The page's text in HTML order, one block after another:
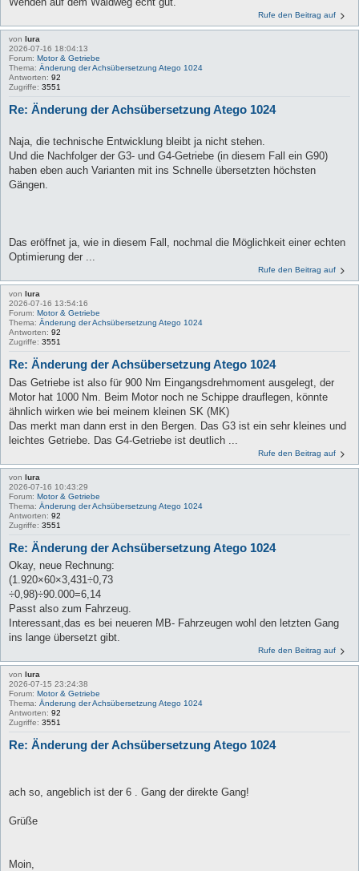
Rufe den Beitrag auf
von lura
2026-07-16 18:04:13
Forum: Motor & Getriebe
Thema: Änderung der Achsübersetzung Atego 1024
Antworten: 92
Zugriffe: 3551
Re: Änderung der Achsübersetzung Atego 1024
Naja, die technische Entwicklung bleibt ja nicht stehen.
Und die Nachfolger der G3- und G4-Getriebe (in diesem Fall ein G90)
haben eben auch Varianten mit ins Schnelle übersetzten höchsten
Gängen.
Das eröffnet ja, wie in diesem Fall, nochmal die Möglichkeit einer echten
Optimierung der ...
Rufe den Beitrag auf
von
lura
2026-07-16 13:54:16
Forum: Motor & Getriebe
Thema: Änderung der Achsübersetzung Atego 1024
Antworten: 92
Zugriffe: 3551
Re: Änderung der Achsübersetzung Atego 1024
Das Getriebe ist also für 900 Nm Eingangsdrehmoment ausgelegt, der
Motor hat 1000 Nm. Beim Motor noch ne Schippe drauflegen, könnte
ähnlich wirken wie bei meinem kleinen SK (MK)
Das merkt man dann erst in den Bergen. Das G3 ist ein sehr kleines und
leichtes Getriebe. Das G4-Getriebe ist deutlich ...
Rufe den Beitrag auf
von lura
2026-07-16 10:43:29
Forum: Motor & Getriebe
Thema: Änderung der Achsübersetzung Atego 1024
Antworten: 92
Zugriffe: 3551
Re: Änderung der Achsübersetzung Atego 1024
Okay, neue Rechnung:
(1.920×60×3,431÷0,73
÷0,98)÷90.000=6,14
Passt also zum Fahrzeug.
Interessant,das es bei neueren MB- Fahrzeugen wohl den letzten Gang
ins lange übersetzt gibt.
Rufe den Beitrag auf
von
lura
2026-07-15 23:24:38
Forum: Motor & Getriebe
Thema: Änderung der Achsübersetzung Atego 1024
Antworten: 92
Zugriffe: 3551
Re: Änderung der Achsübersetzung Atego 1024
ach so, angeblich ist der 6 . Gang der direkte Gang!
Grüße
Moin,